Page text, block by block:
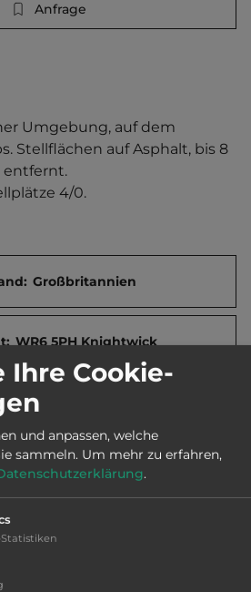
Anfrage
Umgebung, auf dem
Stellflächen auf Asphalt, bis 8
entfernt.
4/0.
Großbritannien
WR6 5PH Knightwick
info@the-talbot.co.uk
www.the-talbot.co.uk
Ihre Cookie-
und anpassen, welche
sammeln. Um mehr zu erfahren,
.